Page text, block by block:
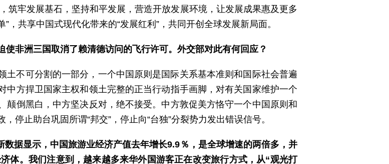
筑牢发展基石，坚持和平发展，营造开放发展环境，让发展成果惠及更多
，共享中国式现代化带来的“发展红利”，共同开创全球发展新局面。
非洲三国取消了赖清德访问的飞行许可。外交部对此有何回应？
土不可分割的一部分，一个中国原则是国际关系基本准则和国际社会普遍
中方捍卫国家主权和领土完整的正当行动指手画脚，对有关国家维护一个
颠倒黑白，中方坚决反对，绝不接受。中方敦促美方恪守一个中国原则和
停止助台巩固所谓“邦交”，停止向“台独”分裂势力发出错误信号。
据显示，中国旅游业经济产值去年增长9.9％，是全球增速的两倍多，并
体。我们注意到，越来越多来华外国游客正在改变旅行方式，从“观光打